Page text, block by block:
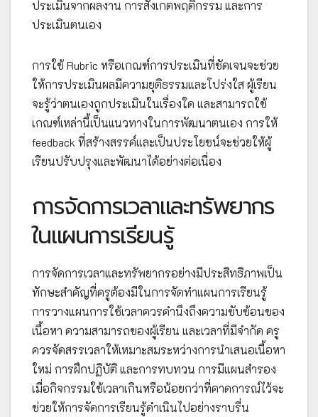
ประเมินจากผลงาน การสังเกตพฤติกรรม และการ
ประเมินตนเอง
การใช้ Rubric หรือเกณฑ์การประเมินที่ชัดเจนจะช่วย
ให้การประเมินผลมีความยุติธรรมและโปร่งใส ผู้เรียน
จะรู้ว่าตนเองถูกประเมินในเรื่องใด และสามารถใช้
เกณฑ์เหล่านี้เป็นแนวทางในการพัฒนาตนเอง การให้
feedback ที่สร้างสรรค์และเป็นประโยชน์จะช่วยให้ผู้
เรียนปรับปรุงและพัฒนาได้อย่างต่อเนื่อง
การจัดการเวลาและทรัพยากร
ในแผนการเรียนรู้
การจัดการเวลาและทรัพยากรอย่างมีประสิทธิภาพเป็น
ทักษะสำคัญที่ครูต้องมีในการจัดทำแผนการเรียนรู้
การวางแผนการใช้เวลาควรคำนึงถึงความซับซ้อนของ
เนื้อหา ความสามารถของผู้เรียน และเวลาที่มีจำกัด ครู
ควรจัดสรรเวลาให้เหมาะสมระหว่างการนำเสนอเนื้อหา
ใหม่ การฝึกปฏิบัติ และการทบทวน การมีแผนสำรอง
เมื่อกิจกรรมใช้เวลาเกินหรือน้อยกว่าที่คาดการณ์ไว้จะ
ช่วยให้การจัดการเรียนรู้ดำเนินไปอย่างราบรื่น